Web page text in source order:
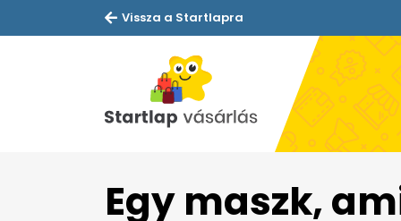
Vissza a Startlapra
Egy maszk,